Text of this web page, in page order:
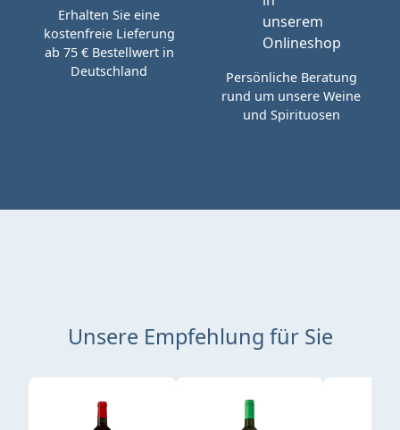
Erhalten Sie eine
kostenfreie Lieferung
ab 75 € Bestellwert in
Deutschland
Persönliche Beratung
rund um unsere Weine
und Spirituosen
Unsere Empfehlung für Sie
Produktgalerie überspringen